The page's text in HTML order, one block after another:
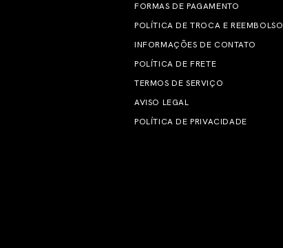
FORMAS DE PAGAMENTO
POLÍTICA DE TROCA E REEMBOLSO
INFORMAÇÕES DE CONTATO
POLÍTICA DE FRETE
TERMOS DE SERVIÇO
AVISO LEGAL
POLÍTICA DE PRIVACIDADE